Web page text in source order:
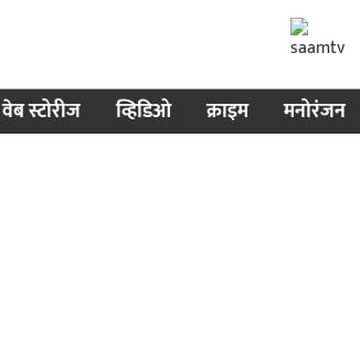
वेब स्टोरीज व्हिडिओ क्राइम मनोरंजन